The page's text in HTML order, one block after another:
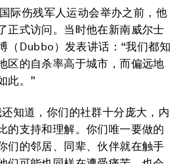
际伤残军人运动会举办之前，他
正式访问。当时他在新南威尔士
（Dubbo）发表讲话：“我们都知
区的自杀率高于城市，而偏远地
此。”
知道，你们的社群十分庞大，内
的支持和理解。你们唯一要做的
们的邻居、同辈、伙伴就在触手